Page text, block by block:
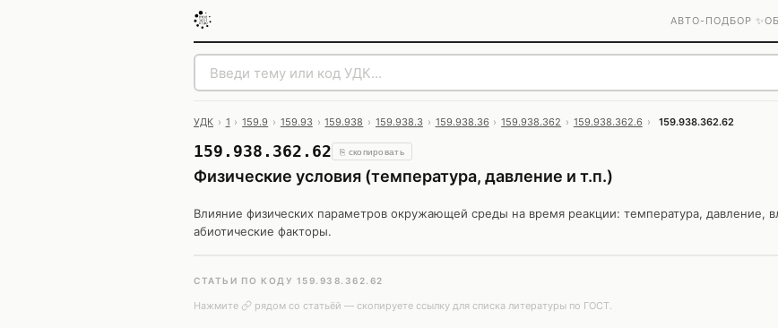
АВТО-ПОДБОР ✨
УДК › 1 › 159.9 › 159.93 › 159.938 › 159.938.3 › 159.938.36 › 159.938.362 › 159.938.362.6 › 159.938.362.62
159.938.362.62 ⎘ скопировать
Физические условия (температура, давление и т.п.)
Влияние физических параметров окружающей среды на время реакции: температура, давление,
абиотические факторы.
СТАТЬИ ПО КОДУ 159.938.362.62
Нажмите
рядом со статьёй — скопируете ссылку для списка литературы по ГОСТ.